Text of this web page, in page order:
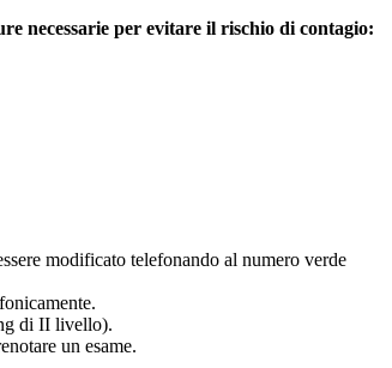
necessarie per evitare il rischio di contagio:
modificato telefonando al numero verde
di II livello).
un esame.